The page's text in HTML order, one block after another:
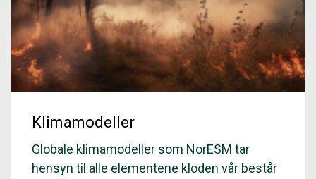
Klimamodeller
Globale klimamodeller som NorESM tar
hensyn til alle elementene kloden vår består